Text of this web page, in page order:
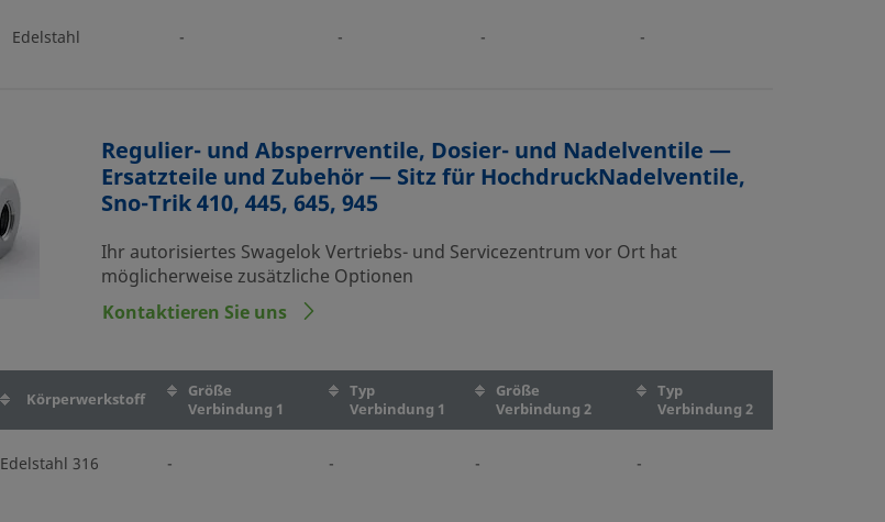
Edelstahl - - - -
Regulier- und Absperrventile, Dosier- und Nadelventile —
Ersatzteile und Zubehör — Sitz für HochdruckNadelventile,
Sno-Trik 410, 445, 645, 945
Ihr autorisiertes Swagelok Vertriebs- und Servicezentrum vor Ort hat
möglicherweise zusätzliche Optionen
Kontaktieren Sie uns
Körperwerkstoff
Größe
Verbindung 1
Typ
Verbindung 1
Größe
Verbindung 2
Typ
Verbindung 2
Edelstahl 316 - - - -